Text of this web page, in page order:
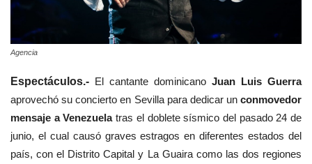
Agencia
Espectáculos.- El cantante dominicano Juan Luis Guerra
aprovechó su concierto en Sevilla para dedicar unconmovedor
mensaje a Venezuelatras el doblete sísmico del pasado 24 de
junio, el cual causó graves estragos en diferentes estados del
país, con el Distrito Capital y La Guaira como las dos regiones